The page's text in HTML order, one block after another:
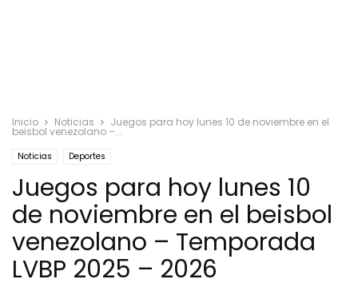
Inicio Noticias Juegos para hoy lunes 10 de noviembre en el
beisbol venezolano –...
Noticias Deportes
Juegos para hoy lunes 10
de noviembre en el beisbol
venezolano – Temporada
LVBP 2025 – 2026